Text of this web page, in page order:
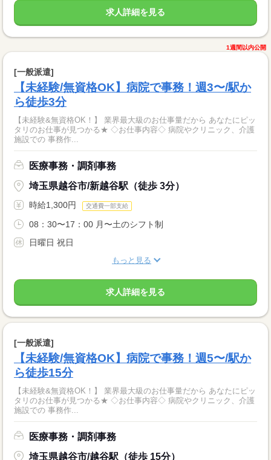
求人詳細を見る
1週間以内公開
[一般派遣]
【未経験/無資格OK】病院で事務！週3〜/駅か
ら徒歩3分
【未経験&無資格OK！】 業界最大級のお仕事量だから あなたにピッ
タリのお仕事が見つかる★ ◇お仕事内容◇ 病院やクリニック、介護
施設での 事務作...
医療事務・調剤事務
埼玉県越谷市/新越谷駅（徒歩 3分）
時給1,300円 交通費一部支給
08：30〜17：00 月〜土のシフト制
日曜日 祝日
もっと見る
求人詳細を見る
[一般派遣]
【未経験/無資格OK】病院で事務！週5〜/駅か
ら徒歩15分
【未経験&無資格OK！】 業界最大級のお仕事量だから あなたにピッ
タリのお仕事が見つかる★ ◇お仕事内容◇ 病院やクリニック、介護
施設での 事務作...
医療事務・調剤事務
埼玉県越谷市/越谷駅（徒歩 15分）